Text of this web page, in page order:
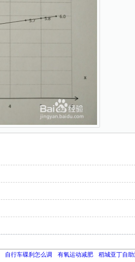
自行车碟刹怎么调 有氧运动减肥 稻城亚丁自